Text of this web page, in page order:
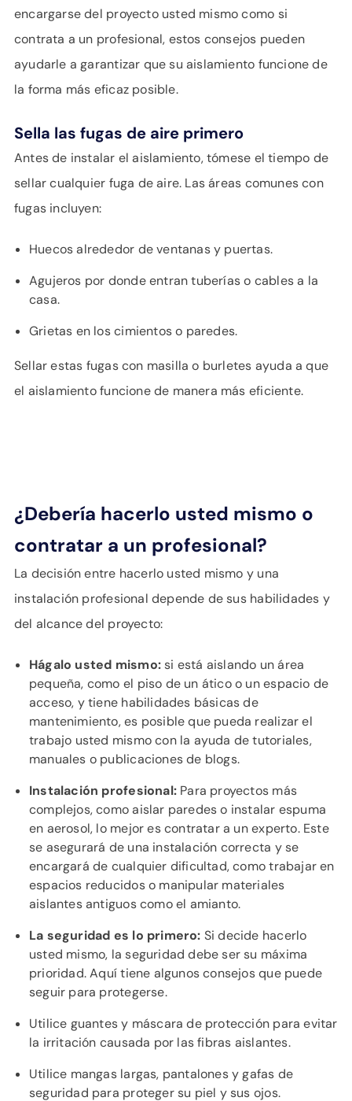
encargarse del proyecto usted mismo como si
contrata a un profesional, estos consejos pueden
ayudarle a garantizar que su aislamiento funcione de
la forma más eficaz posible.
Sella las fugas de aire primero
Antes de instalar el aislamiento, tómese el tiempo de
sellar cualquier fuga de aire. Las áreas comunes con
fugas incluyen:
Huecos alrededor de ventanas y puertas.
Agujeros por donde entran tuberías o cables a la
casa.
Grietas en los cimientos o paredes.
Sellar estas fugas con masilla o burletes ayuda a que
el aislamiento funcione de manera más eficiente.
¿Debería hacerlo usted mismo o
contratar a un profesional?
La decisión entre hacerlo usted mismo y una
instalación profesional depende de sus habilidades y
del alcance del proyecto:
Hágalo usted mismo:si está aislando un área
pequeña, como el piso de un ático o un espacio de
acceso, y tiene habilidades básicas de
mantenimiento, es posible que pueda realizar el
trabajo usted mismo con la ayuda de tutoriales,
manuales o publicaciones de blogs.
Instalación profesional: Para proyectos más
complejos, como aislar paredes o instalar espuma
en aerosol, lo mejor es contratar a un experto. Este
se asegurará de una instalación correcta y se
encargará de cualquier dificultad, como trabajar en
espacios reducidos o manipular materiales
aislantes antiguos como el amianto.
La seguridad es lo primero: Si decide hacerlo
usted mismo, la seguridad debe ser su máxima
prioridad. Aquí tiene algunos consejos que puede
seguir para protegerse.
Utilice guantes y máscara de protección para evitar
la irritación causada por las fibras aislantes.
Utilice mangas largas, pantalones y gafas de
seguridad para proteger su piel y sus ojos.